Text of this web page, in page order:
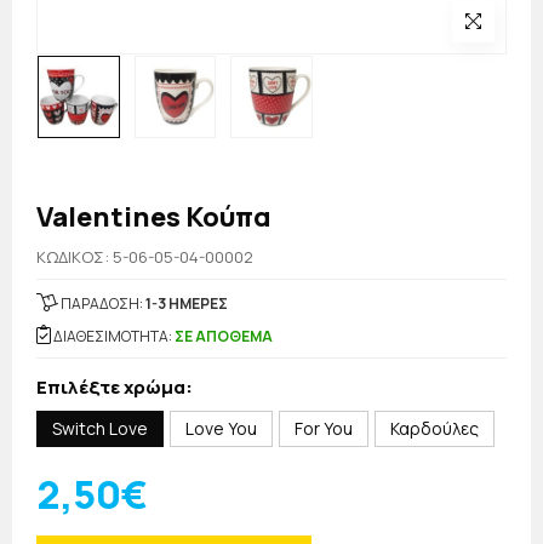
Valentines Κούπα
KΩΔΙΚΟΣ: 5-06-05-04-00002
ΠΑΡΑΔΟΣΗ:1-3 ΗΜΕΡΕΣ
ΔΙΑΘΕΣΙΜΟΤΗΤΑ: ΣΕ ΑΠΟΘΕΜΑ
Επιλέξτε χρώμα:
Switch Love Love You For You Καρδούλες
2,50€